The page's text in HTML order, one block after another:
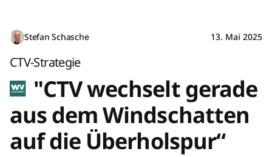
Stefan Schasche 13. Mai 2025
CTV-Strategie
"CTV wechselt gerade
aus dem Windschatten
auf die Überholspur“